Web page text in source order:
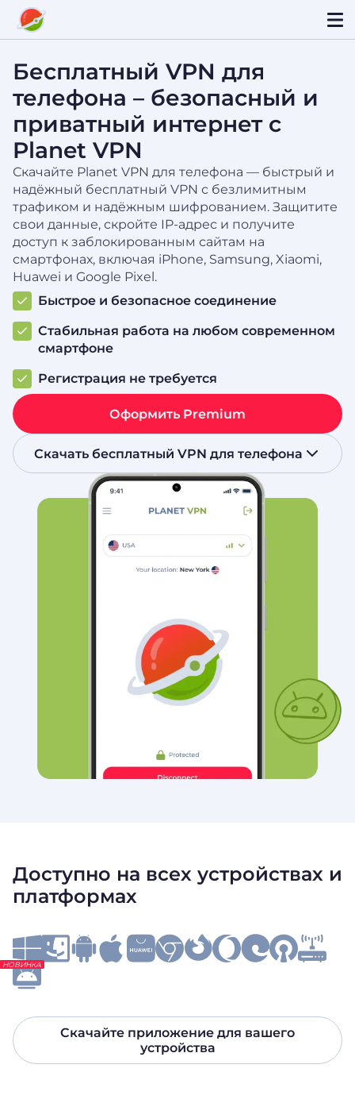
Бесплатный VPN для
телефона – безопасный и
приватный интернет с
Planet VPN
Скачайте Planet VPN для телефона — быстрый и
надёжный бесплатный VPN с безлимитным
трафиком и надёжным шифрованием. Защитите
свои данные, скройте IP-адрес и получите
доступ к заблокированным сайтам на
смартфонах, включая iPhone, Samsung, Xiaomi,
Huawei и Google Pixel.
Быстрое и безопасное соединение
Стабильная работа на любом современном
смартфоне
Регистрация не требуется
Оформить Premium
Скачать бесплатный VPN для телефона
Доступно на всех устройствах и
платформах
НОВИНКА
Скачайте приложение для вашего
устройства